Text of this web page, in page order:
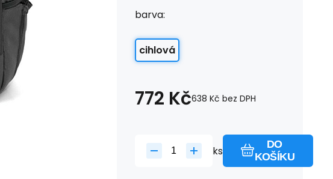
barva:
cihlová
772 Kč638 Kč bez DPH
ks
DO
KOŠÍKU